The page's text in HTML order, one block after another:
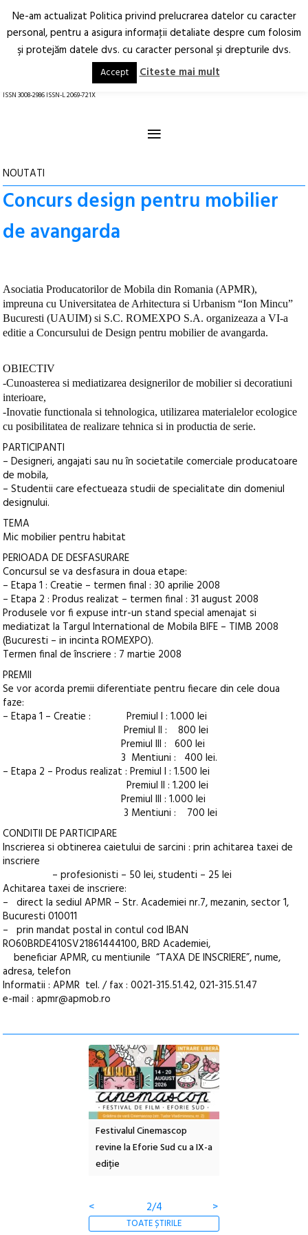
Arhitectură.
Oraș.
RO EN
ISSN 3008-2986 ISSN-L 2069-721X
≡
NOUTATI
Concurs design pentru mobilier
de avangarda
Asociatia Producatorilor de Mobila din Romania (APMR),
impreuna cu Universitatea de Arhitectura si Urbanism “Ion Mincu”
Bucuresti (UAUIM) si S.C. ROMEXPO S.A. organizeaza a VI-a
editie a Concursului de Design pentru mobilier de avangarda.
OBIECTIV
-Cunoasterea si mediatizarea designerilor de mobilier si decoratiuni
interioare,
-Inovatie functionala si tehnologica, utilizarea materialelor ecologice
cu posibilitatea de realizare tehnica si in productia de serie.
PARTICIPANTI
– Designeri, angajati sau nu în societatile comerciale producatoare
de mobila,
– Studentii care efectueaza studii de specialitate din domeniul
designului.
TEMA
Mic mobilier pentru habitat
PERIOADA DE DESFASURARE
Concursul se va desfasura in doua etape:
– Etapa 1 : Creatie – termen final : 30 aprilie 2008
– Etapa 2 : Produs realizat – termen final : 31 august 2008
Produsele vor fi expuse intr-un stand special amenajat si
mediatizat la Targul International de Mobila BIFE – TIMB 2008
(Bucuresti – in incinta ROMEXPO).
Termen final de înscriere : 7 martie 2008
PREMII
Se vor acorda premii diferentiate pentru fiecare din cele doua
faze:
– Etapa 1 – Creatie : Premiul I : 1.000 lei
Premiul II : 800 lei
Premiul III : 600 lei
3 Mentiuni : 400 lei.
– Etapa 2 – Produs realizat : Premiul I : 1.500 lei
Premiul II : 1.200 lei
Premiul III : 1.000 lei
3 Mentiuni : 700 lei
CONDITII DE PARTICIPARE
Inscrierea si obtinerea caietului de sarcini : prin achitarea taxei de
inscriere
– profesionisti – 50 lei, studenti – 25 lei
Achitarea taxei de inscriere:
– direct la sediul APMR – Str. Academiei nr.7, mezanin, sector 1,
Bucuresti 010011
– prin mandat postal in contul cod IBAN
RO60BRDE410SV21861444100, BRD Academiei,
beneficiar APMR, cu mentiunile “TAXA DE INSCRIERE”, nume,
adresa, telefon
Informatii : APMR tel. / fax : 0021-315.51.42, 021-315.51.47
e-mail : apmr@apmob.ro
Festivalul Cinemascop
revine la Eforie Sud cu a IX-a
ediție
<
2/4 >
TOATE ȘTIRILE
Ne-am actualizat Politica privind prelucrarea datelor cu caracter
personal, pentru a asigura informaţii detaliate despre cum folosim
şi protejăm datele dvs. cu caracter personal şi drepturile dvs.
Accept Citeste mai mult